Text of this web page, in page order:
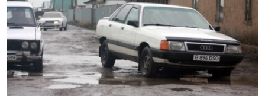
АРНАЙЫ ЖОБАЛАР
Русский
ЖАЗЫЛЫҢЫЗ